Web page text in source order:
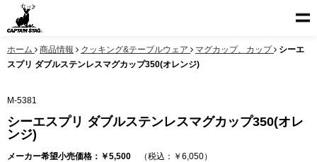
ホーム 商品情報 クッキング&テーブルウェア マグカップ、カップ
シーエ
スプリ ダブルステンレスマグカップ350(オレンジ)
M-5381
シーエスプリ ダブルステンレスマグカップ350(オレ
ンジ)
メーカー希望小売価格：￥5,500 （税込：￥6,050）